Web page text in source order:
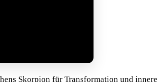
Skorpion für Transformation und innere